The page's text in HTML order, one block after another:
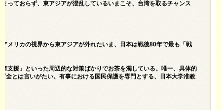
っておらず、東アジアが混乱しているいまこそ、台湾を取るチャンス
メリカの視界から東アジアが外れたいま、日本は戦後80年で最も「戦
支援」といった周辺的な対策ばかりでお茶を濁している。唯一、具体的
全とは言いがたい。有事における国民保護を専門とする、日本大学准教